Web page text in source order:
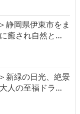
静岡県伊東市をま
癒され自然と…
新緑の日光、絶景
人の至福ドラ…